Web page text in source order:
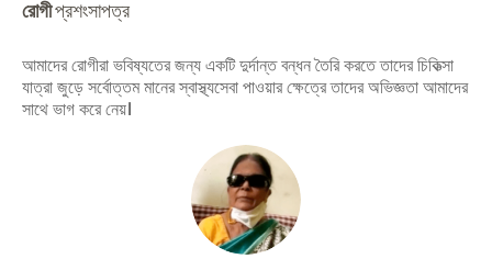
রোগীপ্রশংসাপত্র
আমাদের রোগীরা ভবিষ্যতের জন্য একটি দুর্দান্ত বন্ধন তৈরি করতে তাদের চিকিত্সা
যাত্রা জুড়ে সর্বোত্তম মানের স্বাস্থ্যসেবা পাওয়ার ক্ষেত্রে তাদের অভিজ্ঞতা আমাদের
সাথে ভাগ করে নেয়।